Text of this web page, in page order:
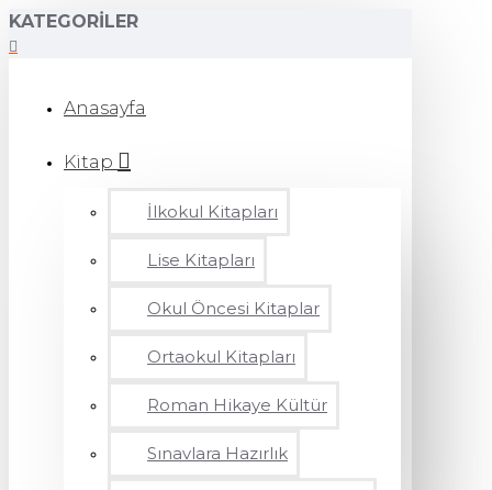
KATEGORILER
Anasayfa
Kitap
İlkokul Kitapları
Lise Kitapları
Okul Öncesi Kitaplar
Ortaokul Kitapları
Roman Hikaye Kültür
Sınavlara Hazırlık